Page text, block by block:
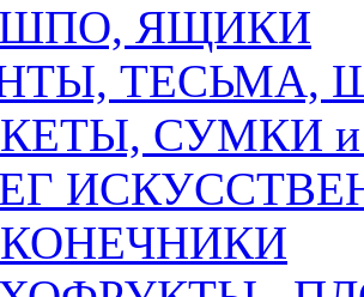
ЯЩИКИ
ТЕСЬМА,
СУМКИ